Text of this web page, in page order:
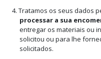
4. Tratamos os seus dados
processar a sua
entregar os materiais ou
solicitou ou para lhe
solicitados.